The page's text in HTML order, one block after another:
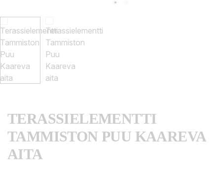
TERASSIELEMENTTI
TAMMISTON PUU KAAREVA
AITA